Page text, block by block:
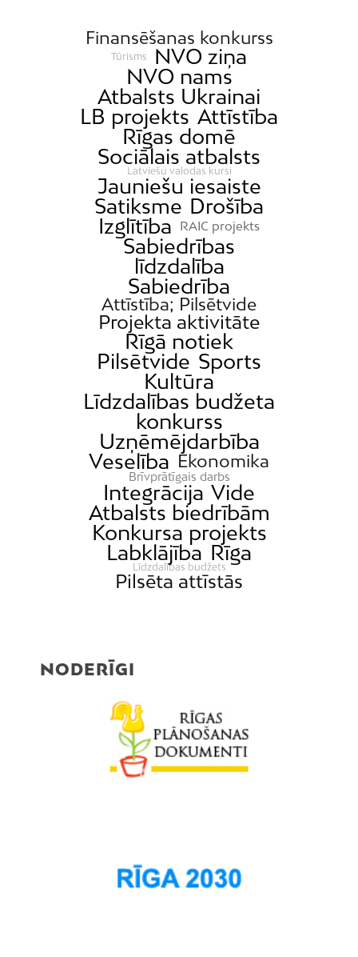
Finansēšanas konkurss
Tūrisms
NVO ziņa
NVO nams
Atbalsts Ukrainai
LB projekts Attīstība
Rīgas domē
Sociālais atbalsts
Latviešu valodas kursi
Jauniešu iesaiste
Satiksme Drošība
Izglītība
RAIC projekts
Sabiedrības
līdzdalība
Sabiedrība
Attīstība; Pilsētvide
Projekta aktivitāte
Rīgā notiek
Pilsētvide Sports
Kultūra
Līdzdalības budžeta
konkurss
Uzņēmējdarbība
Veselība Ekonomika
Brīvprātīgais darbs
Integrācija Vide
Atbalsts biedrībām
Konkursa projekts
Labklājība Rīga
Līdzdalības budžets
Pilsēta attīstās
NODERĪGI